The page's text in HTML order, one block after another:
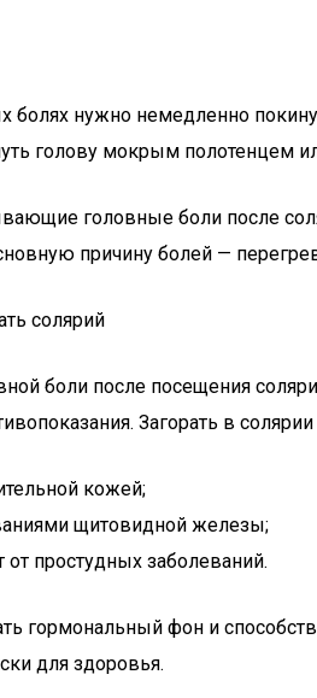
болях нужно немедленно
голову мокрым полотенцем
головные боли после
причину болей —
солярий
боли после посещения
Загорать в
кожей;
щитовидной железы;
от простудных заболеваний.
гормональный фон и
для здоровья.